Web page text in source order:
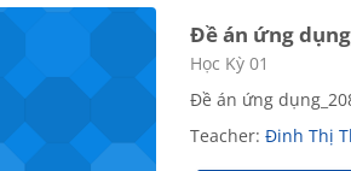
Đề án ứng
Course category
Học Kỳ 01
Đề án ứng
Teacher:Đinh Thị